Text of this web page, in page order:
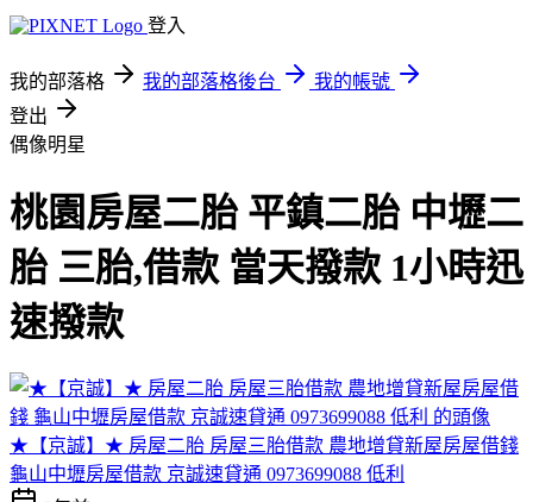
登入
我的部落格 我的部落格後台
我的帳號
登出
偶像明星
桃園房屋二胎 平鎮二胎 中壢二
胎 三胎,借款 當天撥款 1小時迅
速撥款
★【京誠】★ 房屋二胎 房屋三胎借款 農地增貸新屋房屋借錢
龜山中壢房屋借款 京誠速貸通 0973699088 低利